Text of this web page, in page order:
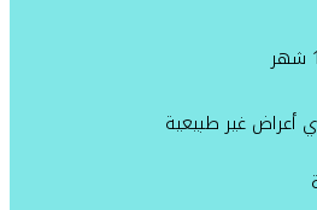
أعراض غير طبيعية